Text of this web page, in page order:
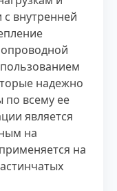
внутренней
надежно
по всему ее
является
на
на